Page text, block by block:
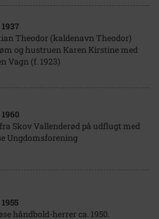
Theodor (kaldenavn Theodor)
og hustruen Karen Kirstine med
Vagn (f. 1923)
Skov Vallenderød på udflugt med
Ungdomsforening
håndbold-herrer ca. 1950.